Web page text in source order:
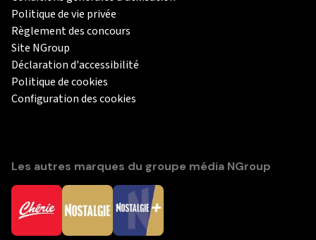
Politique de vie privée
Règlement des concours
Site NGroup
Déclaration d'accessibilité
Politique de cookies
Configuration des cookies
Les autres marques du groupe média NGroup